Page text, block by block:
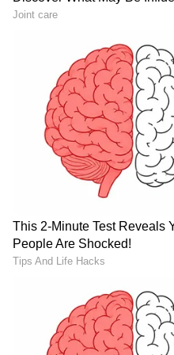
ಡು ಪ್ಲೆಸಿ, ದಿನೇಶ್‌ ಕಾರ್ತಿಕ್‌
ಮುಂದುವರಿಸಬೇಕಿದ್ದು,
ಜವಾಬ್ದಾರಿ ಅರಿತು
ಐಪಿಎಲ್‌ನಲ್ಲಿ ಕ್ರಿಸ್ ಗೇಲ್‌
ಎಂ ಎಸ್ ಧೋನಿ..!
ಮತ್ತೊಂದೆಡೆ ಕಳೆದ
ಎಸೆತದಲ್ಲಿ ಸೋಲುಂಡಿದ್ದ
ಲಯದ ಲಾಭವೆತ್ತಿ ಗೆಲುವಿನ
ಕಳೆದ ಪಂದ್ಯದಲ್ಲಿ ಅಮೋಘ
ಮತ್ತೊಂದು ದೊಡ್ಡ ಸ್ಕೋರ್‌ನ
ಶ್ರೇಯಸ್‌ ಅಯ್ಯರ್‌, ಆ್ಯಂಡ್ರೆ
‘ಸಿಕ್ಸ್‌ ಮಷಿನ್‌’ಗಳ
RECOMMENDED